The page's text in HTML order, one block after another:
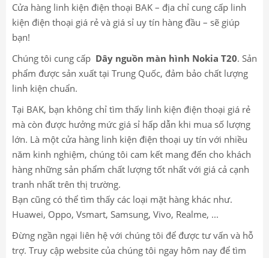
Cửa hàng linh kiện điện thoại BAK – địa chỉ cung cấp linh
kiện điện thoại giá rẻ và giá sỉ uy tín hàng đầu – sẽ giúp
bạn!
Chúng tôi cung cấp Dây nguồn màn hình Nokia T20. Sản
phẩm được sản xuất tại Trung Quốc, đảm bảo chất lượng
linh kiện chuẩn.
Tại BAK, bạn không chỉ tìm thấy linh kiện điện thoại giá rẻ
mà còn được hưởng mức giá sỉ hấp dẫn khi mua số lượng
lớn. Là một cửa hàng linh kiện điện thoại uy tín với nhiều
năm kinh nghiệm, chúng tôi cam kết mang đến cho khách
hàng những sản phẩm chất lượng tốt nhất với giá cả cạnh
tranh nhất trên thị trường.
Bạn cũng có thể tìm thấy các loại mặt hàng khác như.
Huawei, Oppo, Vsmart, Samsung, Vivo, Realme, ...
Đừng ngần ngại liên hệ với chúng tôi để được tư vấn và hỗ
trợ. Truy cập website của chúng tôi ngay hôm nay để tìm